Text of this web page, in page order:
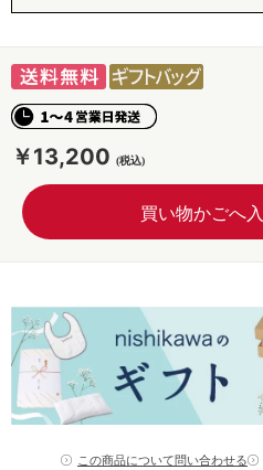
￥13,200
この商品について問い合わせる